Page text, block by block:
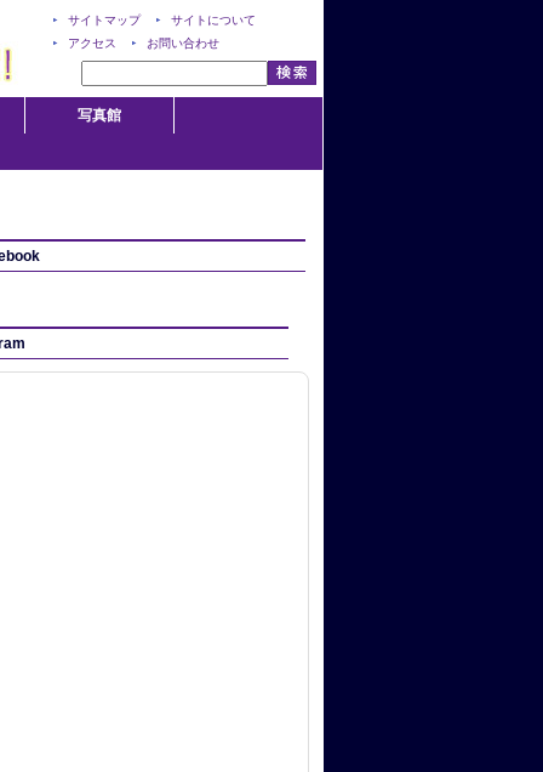
サイトマップ
サイトについて
アクセス
お問い合わせ
写真館